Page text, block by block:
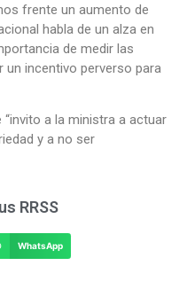
frente un aumento de
habla de un alza en
de medir las
un incentivo perverso para
a la ministra a actuar
y a no ser
RRSS
WhatsApp